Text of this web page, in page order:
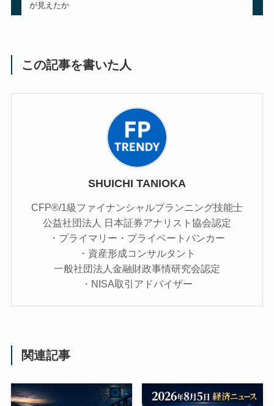
が見えたか
この記事を書いた人
SHUICHI TANIOKA
CFP®/1級ファイナンシャルプランニング技能士
公益社団法人 日本証券アナリスト協会認定
・プライマリー・プライベートバンカー
・資産形成コンサルタント
一般社団法人金融財政事情研究会認定
・NISA取引アドバイザー
関連記事